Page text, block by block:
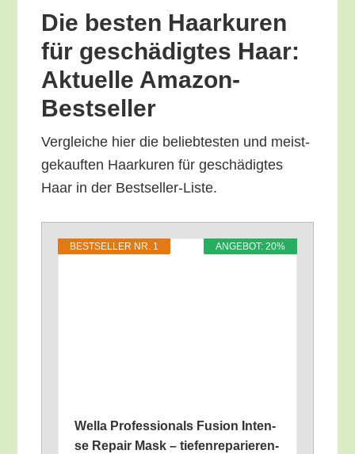
Die bes­ten Haar­kuren
für geschä­dig­tes Haar:
Aktu­el­le Amazon-
Bestseller
Ver­glei­che hier die belieb­tes­ten und meist­
ge­kauf­ten Haar­kuren für geschä­dig­tes
Haar in der Bestseller-Liste.
ANGE­BOT: 20%
BEST­SEL­LER NR. 1
Wel­la Pro­fes­sio­nals Fusi­on Inten­
se Repair Mask – tie­fen­re­pa­rie­ren­